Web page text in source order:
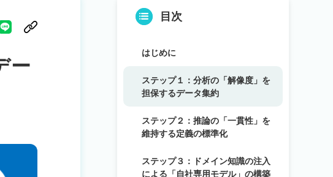
ー
目次
はじめに
ステップ１：分析の「解像度」を
担保するデータ集約
ステップ２：推論の「一貫性」を
維持する定義の標準化
ステップ３：ドメイン知識の注入
による「自社専用モデル」の構築